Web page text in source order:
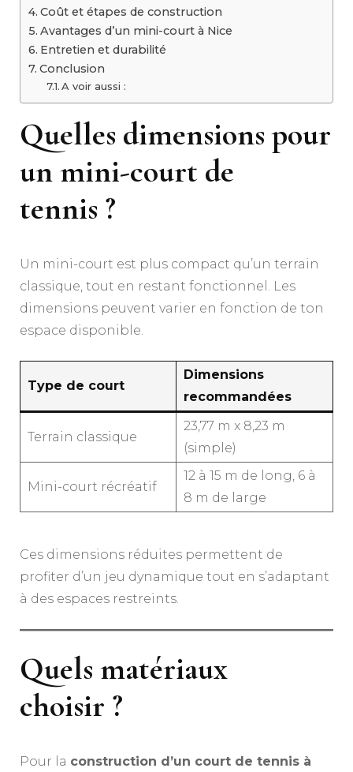
Coût et étapes de construction
Avantages d’un mini-court à Nice
Entretien et durabilité
Conclusion
A voir aussi :
Quelles dimensions pour
un mini-court de
tennis ?
Un mini-court est plus compact qu’un terrain
classique, tout en restant fonctionnel. Les
dimensions peuvent varier en fonction de ton
espace disponible.
Type de court
Dimensions
recommandées
Terrain classique
23,77 m x 8,23 m
(simple)
Mini-court récréatif
12 à 15 m de long, 6 à
8 m de large
Ces dimensions réduites permettent de
profiter d’un jeu dynamique tout en s’adaptant
à des espaces restreints.
Quels matériaux
choisir ?
Pour la construction d’un court de tennis à